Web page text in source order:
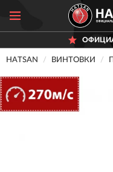
HATSAN ВИНТОВКИ